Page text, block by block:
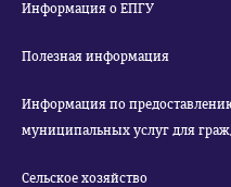
Информация о ЕПГУ
Полезная информация
Информация по
муниципальных услуг для
Сельское хозяйство